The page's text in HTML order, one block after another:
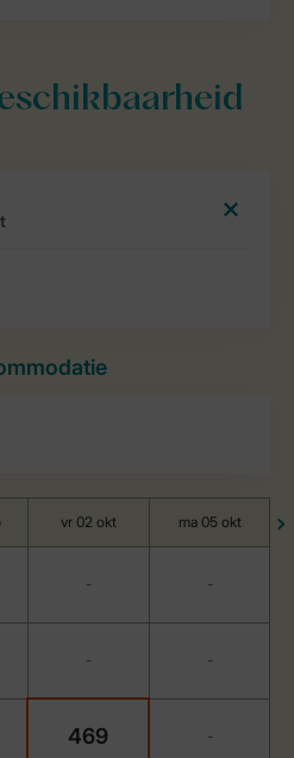
vr 02 okt ma 05 okt
- -
- -
469 -